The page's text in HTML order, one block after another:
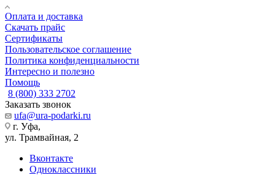
Оплата и доставка
Скачать прайс
Сертификаты
Пользовательское соглашение
Политика конфиденциальности
Интересно и полезно
Помощь
8 (800) 333 2702
Заказать звонок
ufa@ura-podarki.ru
г. Уфа,
ул. Трамвайная, 2
Вконтакте
Одноклассники